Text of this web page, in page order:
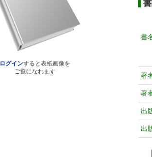
ログインすると表紙画像を
ご覧になれます
書
著
著
出
出